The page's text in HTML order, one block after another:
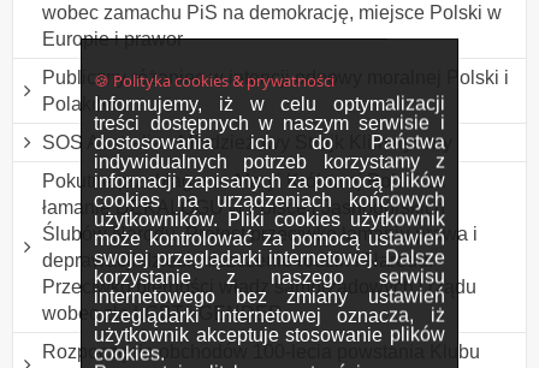
🍪 Polityka cookies & prywatności
Informujemy, iż w celu optymalizacji
treści dostępnych w naszym serwisie i
dostosowania ich do Państwa
indywidualnych potrzeb korzystamy z
informacji zapisanych za pomocą plików
cookies na urządzeniach końcowych
użytkowników. Pliki cookies użytkownik
może kontrolować za pomocą ustawień
swojej przeglądarki internetowej. Dalsze
korzystanie z naszego serwisu
internetowego bez zmiany ustawień
przeglądarki internetowej oznacza, iż
użytkownik akceptuje stosowanie plików
cookies.
wobec zamachu PiS na demokrację, miejsce Polski w
Europie i prawor
Publiczny różaniec w intencji odnowy moralnej Polski i
Polaków
SOS Australia - Młodzieżowy Strajk Klimatyczny
Pokutne przebłaganie Maryi Królowej Polski za
łamanie DEKALOGU w Polsce i Jasnogórskich
Ślubów Narodu. Protest przeciwko łamaniu prawa i
deprawacji dzieci, niszczenie rodzin i Narodu.
Przeciwko bierności władz samorządowych i rządu
wobec zła LGBT i GENDER
Rozpoczęcie obchodów 100-lecia powstania Klubu